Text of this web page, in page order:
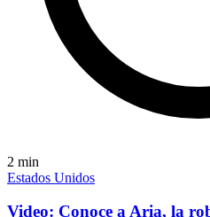
2 min
Estados Unidos
Video: Conoce a Aria, la